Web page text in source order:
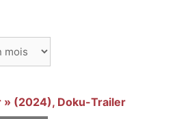
» (2024), Doku-Trailer